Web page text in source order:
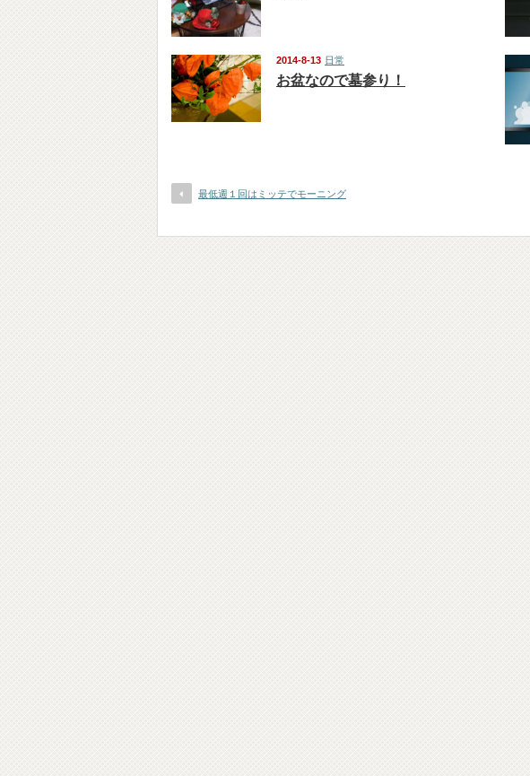
2014-8-13 日常
お盆なので墓参り！
最低週１回はミッテでモーニング